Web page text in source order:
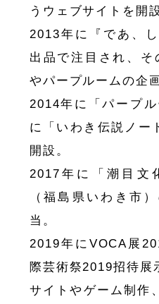
うウェブサイトを開
2013年に『であ、
出品で注目され、
やパープルームの企
2014年に「パープ
に「いわき伝説ノー
開設。
2017年に「潮目文
（福島県いわき市
当。
2019年にVOCA展
際芸術祭2019招待展
サイトやゲーム制作